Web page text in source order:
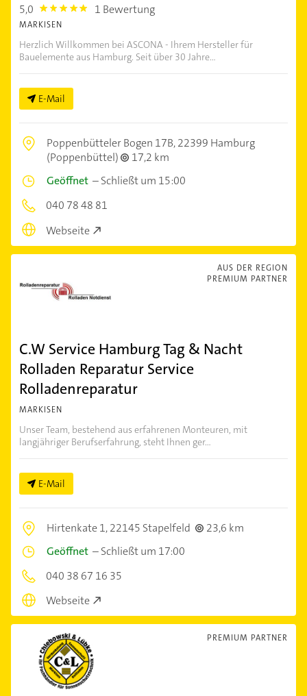
5,0 5.0 1 Bewertung
MARKISEN
Herzlich Willkommen bei ASCONA - Ihrem Hersteller für
Bauelemente aus Hamburg. Seit über 30 Jahre...
E-Mail
Poppenbütteler Bogen 17B,22399 Hamburg
(Poppenbüttel)
17,2 km
Geöffnet –Schließt um 15:00
040 78 48 81
Webseite
AUS DER REGION
PREMIUM PARTNER
C.W Service Hamburg Tag & Nacht
Rolladen Reparatur Service
Rolladenreparatur
MARKISEN
Unser Team, bestehend aus erfahrenen Monteuren, mit
langjähriger Berufserfahrung, steht Ihnen ger...
E-Mail
Hirtenkate 1,22145 Stapelfeld
23,6 km
Geöffnet –Schließt um 17:00
040 38 67 16 35
Webseite
PREMIUM PARTNER